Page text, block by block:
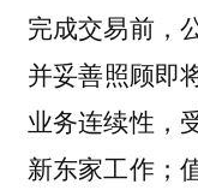
完成交易前，
并妥善照顾
业务连续性，
新东家工作；